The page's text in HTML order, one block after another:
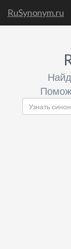
RuSynonym.ru